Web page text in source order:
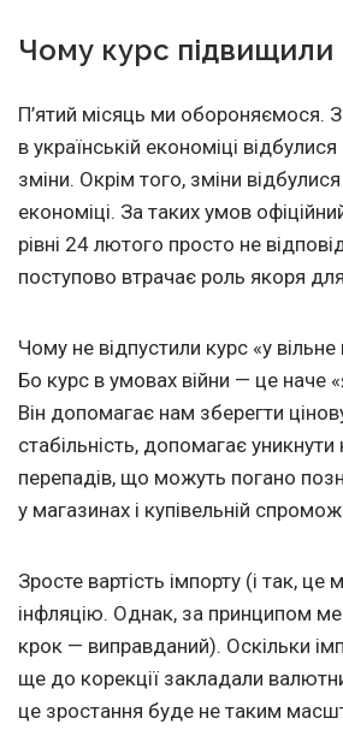
Чому курс підвищили
П’ятий місяць ми обороняємося.
в українській економіці
зміни. Окрім того, зміни відбулися
економіці. За таких умов
рівні 24 лютого просто не
поступово втрачає роль якоря
Чому не відпустили курс «у
Бо курс в умовах війни — це наче
Він допомагає нам зберегти
стабільність, допомагає
перепадів, що можуть погано
у магазинах і купівельній
Зросте вартість імпорту (і так,
інфляцію. Однак, за принципом
крок — виправданий). Оскільки
ще до корекції закладали
це зростання буде не таким